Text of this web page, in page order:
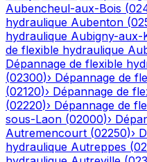
Aubencheul-aux-Bois (
hydraulique Aubenton (
hydraulique Aubigny-aux-
de flexible hydraulique
Dépannage de flexible
(02300)› Dépannage de
(02120)› Dépannage de
(02220)› Dépannage de
sous-Laon (02000)›
Autremencourt (02250)›
hydraulique Autreppes (